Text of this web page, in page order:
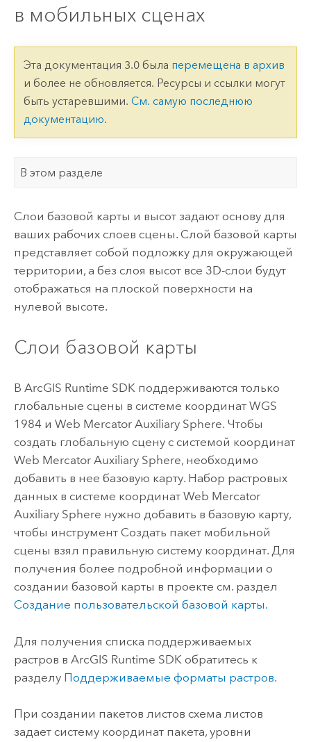
в мобильных сценах
Эта документация 3.0 была перемещена в архив
и более не обновляется. Ресурсы и ссылки могут
быть устаревшими. См. самую последнюю
документацию.
В этом разделе
Слои базовой карты и высот задают основу для
ваших рабочих слоев сцены. Слой базовой карты
представляет собой подложку для окружающей
территории, а без слоя высот все 3D-слои будут
отображаться на плоской поверхности на
нулевой высоте.
Слои базовой карты
В ArcGIS Runtime SDKподдерживаются только
глобальные сцены в системе координат WGS
1984 и Web Mercator Auxiliary Sphere. Чтобы
создать глобальную сцену с системой координат
Web Mercator Auxiliary Sphere, необходимо
добавить в нее базовую карту. Набор растровых
данных в системе координат Web Mercator
Auxiliary Sphere нужно добавить в базовую карту,
чтобы инструмент Создать пакет мобильной
сцены взял правильную систему координат. Для
получения более подробной информации о
создании базовой карты в проекте см. раздел
Создание пользовательской базовой карты.
Для получения списка поддерживаемых
растров в ArcGIS Runtime SDK обратитесь к
разделу Поддерживаемые форматы растров.
При создании пакетов листов схема листов
задает систему координат пакета, уровни